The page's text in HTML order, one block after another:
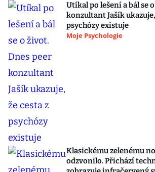
Utíkal po lešení a bál se
konzultant Jašík
psychózy existuje
Moje Psychologie
Klasickému zelenému
odzvonilo. Přichází